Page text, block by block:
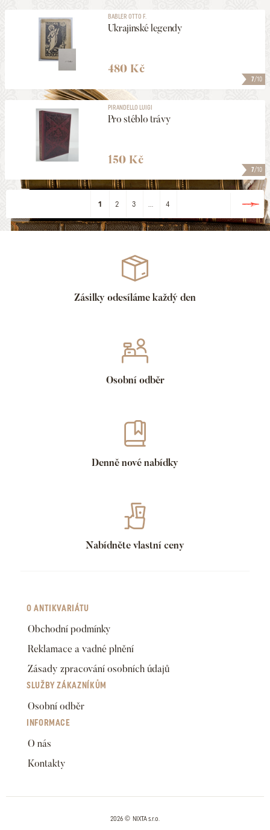
7/10
BABLER OTTO F.
Ukrajinské legendy
480 Kč
7/10
PIRANDELLO LUIGI
Pro stéblo trávy
150 Kč
1 2 3 4
Zásilky odesíláme každý den
Osobní odběr
Denně nové nabídky
Nabídněte vlastní ceny
O ANTIKVARIÁTU
Obchodní podmínky
Reklamace a vadné plnění
Zásady zpracování osobních údajů
SLUŽBY ZÁKAZNÍKŮM
Osobní odběr
INFORMACE
O nás
Kontakty
2026 © NIXTA s.r.o.